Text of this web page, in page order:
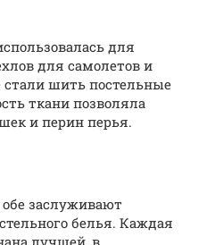
для
для самолетов и
шить постельные
ткани позволяла
и перин перья.
заслуживают
белья. Каждая
лучшей, в